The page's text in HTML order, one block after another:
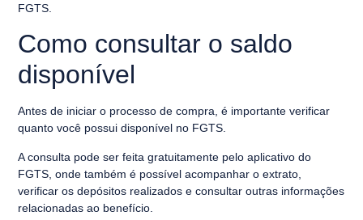
FGTS.
Como consultar o saldo
disponível
Antes de iniciar o processo de compra, é importante verificar
quanto você possui disponível no FGTS.
A consulta pode ser feita gratuitamente pelo aplicativo do
FGTS, onde também é possível acompanhar o extrato,
verificar os depósitos realizados e consultar outras informações
relacionadas ao benefício.